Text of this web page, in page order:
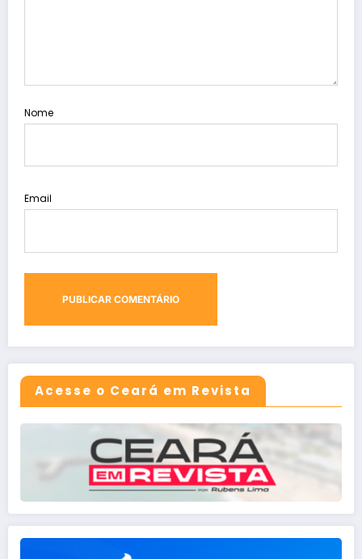
Nome
Email
Acesse o Ceará em Revista